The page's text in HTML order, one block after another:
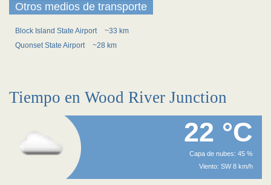
Otros medios de transporte
Block Island State Airport
~33 km
Quonset State Airport
~28 km
Tiempo en Wood River Junction
22 °C
Capa de nubes: 45 %
Viento: SW 8 km/h